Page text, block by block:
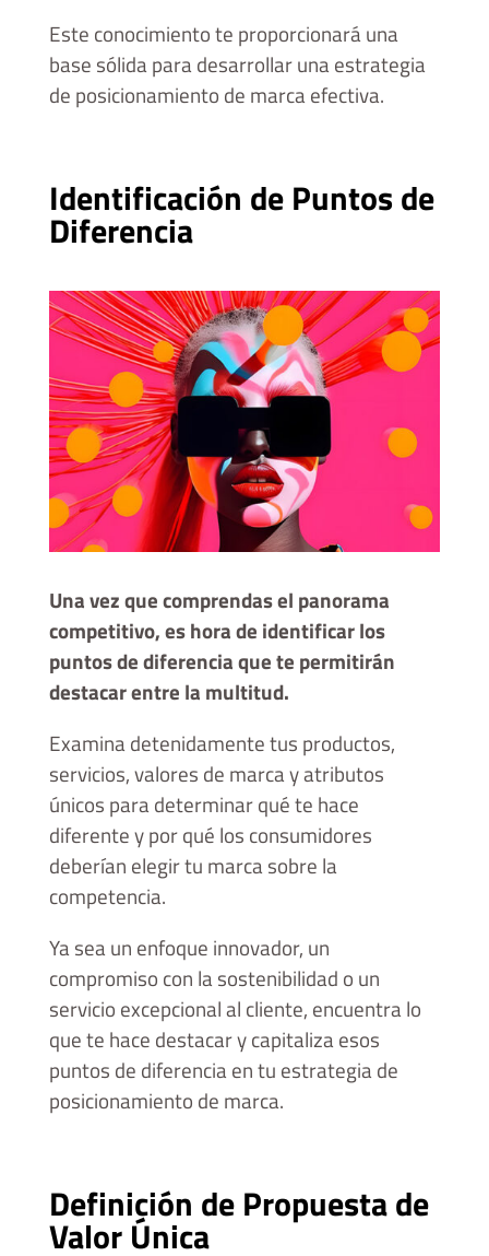
Este conocimiento te proporcionará una
base sólida para desarrollar una estrategia
de posicionamiento de marca efectiva.
Identificación de Puntos de
Diferencia
Una vez que comprendas el panorama
competitivo, es hora de identificar los
puntos de diferencia que te permitirán
destacar entre la multitud.
Examina detenidamente tus productos,
servicios, valores de marca y atributos
únicos para determinar qué te hace
diferente y por qué los consumidores
deberían elegir tu marca sobre la
competencia.
Ya sea un enfoque innovador, un
compromiso con la sostenibilidad o un
servicio excepcional al cliente, encuentra lo
que te hace destacar y capitaliza esos
puntos de diferencia en tu estrategia de
posicionamiento de marca.
Definición de Propuesta de
Valor Única